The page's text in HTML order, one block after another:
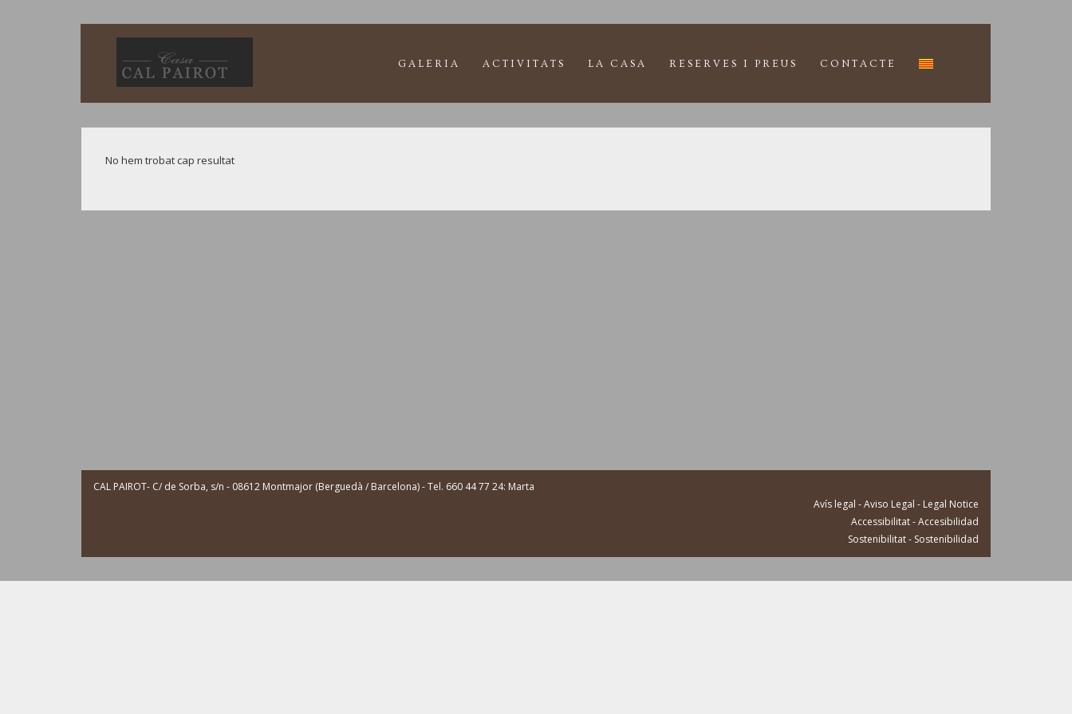
GALERIA ACTIVITATS LA CASA RESERVES I PREUS CONTACTE
No hem trobat cap resultat
CAL PAIROT- C/ de Sorba, s/n - 08612 Montmajor (Berguedà / Barcelona) - Tel. 660 44 77 24: Marta
Avís legal - Aviso Legal - Legal Notice
Accessibilitat - Accesibilidad
Sostenibilitat - Sostenibilidad